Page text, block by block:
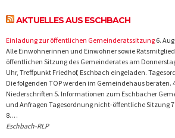
AKTUELLES AUS ESCHBACH
Einladung zur öffentlichen Gemeinderatssitzung 6.
Alle Einwohnerinnen und Einwohner sowie
öffentlichen Sitzung des Gemeinderates am
Uhr, Treffpunkt Friedhof, Eschbach eingeladen.
Die folgenden TOP werden im Gemeindehaus beraten.
Niederschriften 5. Informationen zum Eschbacher
und Anfragen Tagesordnung nicht-öffentliche Sitzung
8.…
Eschbach-RLP